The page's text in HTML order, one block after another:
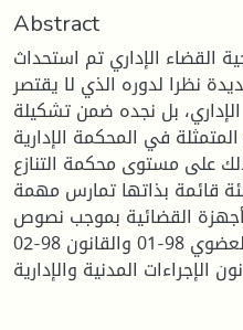
Abstract
القضاء الإداري تم استحداث
نظرا لدوره الذي لا يقتصر
بل نجده ضمن تشكيلة
في المحكمة الإدارية
على مستوى محكمة التنازع.
قائمة بذاتها تمارس مهمة
القضائية بموجب نصوص
قانونية تحكمها منها القانون العضوي 98-01 والقانون 98-02
الإجراءات المدنية والإدارية.